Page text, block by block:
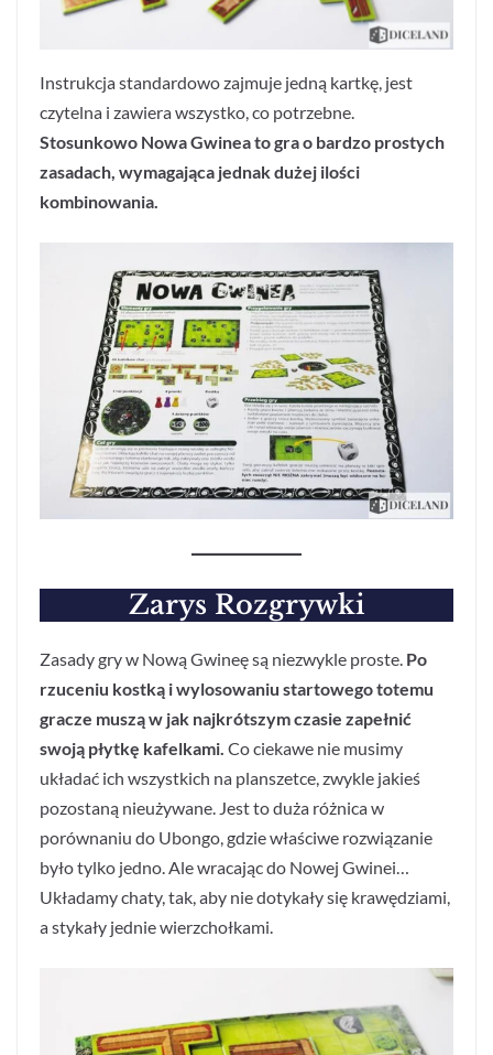
Instrukcja standardowo zajmuje jedną kartkę, jest
czytelna i zawiera wszystko, co potrzebne.
Stosunkowo Nowa Gwinea to gra o bardzo prostych
zasadach, wymagająca jednak dużej ilości
kombinowania.
Zarys Rozgrywki
Zasady gry w Nową Gwineę są niezwykle proste. Po
rzuceniu kostką i wylosowaniu startowego totemu
gracze muszą w jak najkrótszym czasie zapełnić
swoją płytkę kafelkami. Co ciekawe nie musimy
układać ich wszystkich na planszetce, zwykle jakieś
pozostaną nieużywane. Jest to duża różnica w
porównaniu do Ubongo, gdzie właściwe rozwiązanie
było tylko jedno. Ale wracając do Nowej Gwinei…
Układamy chaty, tak, aby nie dotykały się krawędziami,
a stykały jednie wierzchołkami.